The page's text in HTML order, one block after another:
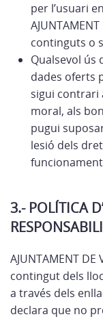
per l’usuari
continguts o
Qualsevol ús
dades oferts
sigui contrari
moral, als
pugui
lesió dels
3.- POLÍTICA
AJUNTAMENT
contingut dels
a través dels
declara que no